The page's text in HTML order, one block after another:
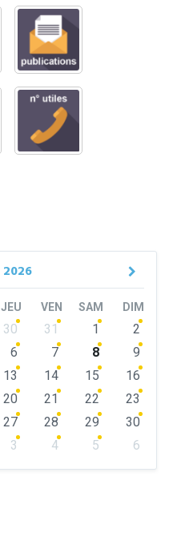
2026
JEU VEN SAM DIM
30 31 1
2
6 7 8
9
13 14 15
16
20 21 22
23
27 28 29
30
3 4 5
6